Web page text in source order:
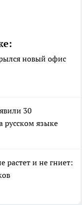
новый офис
30
русском языке
растет и не гниет: